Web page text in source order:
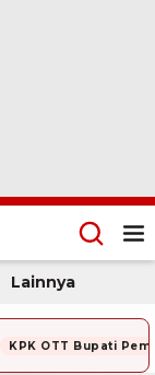
Lainnya
KPK OTT Bupati